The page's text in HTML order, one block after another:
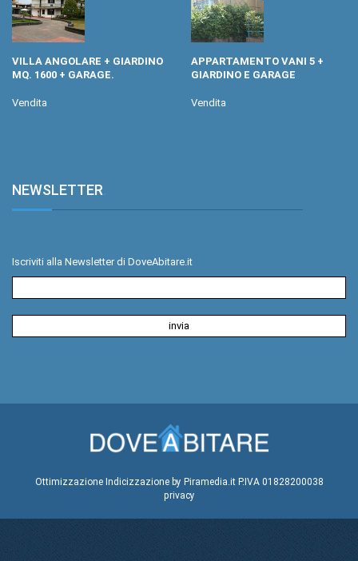
VILLA ANGOLARE + GIARDINO
MQ. 1600 + GARAGE.
Vendita
APPARTAMENTO VANI 5 +
GIARDINO E GARAGE
Vendita
NEWSLETTER.
Iscriviti alla Newsletter di DoveAbitare.it
Ottimizzazione Indicizzazione by Piramedia.itP.IVA 01828200038
privacy